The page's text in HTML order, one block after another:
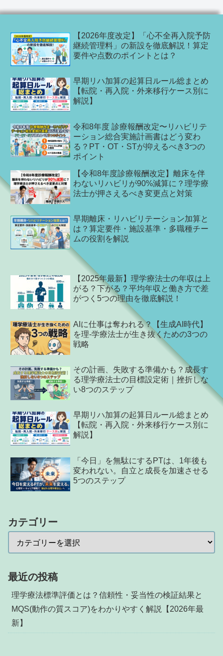
【2026年度改定】「心不全再入院予防
継続管理料」の新設を徹底解説！算定
要件や点数のポイントとは？
早期リハ加算の起算日ルール総まとめ
【転院・再入院・外来移行ケース別に
解説】
令和8年度 診療報酬改定〜リハビリテ
ーション総合実施計画書はどう変わ
る？PT・OT・STが抑えるべき3つの
ポイント
【令和8年度診療報酬改定】離床を伴
わないリハビリが90%減算に？理学療
法士が押さえるべき変更点と対策
早期離床・リハビリテーション加算と
は？算定要件・施設基準・多職種チー
ムの役割を解説
【2025年最新】理学療法士の年収は上
がる？下がる？平均年収と働き方で差
がつく5つの理由を徹底解説！
AIに仕事は奪われる？【生成AI時代】
を理-学療法士が生き抜くための3つの
戦略
その計画、失敗する準備かも？成長す
る理学療法士の目標設定術｜挫折しな
い8つのステップ
早期リハ加算の起算日ルール総まとめ
【転院・再入院・外来移行ケース別に
解説】
「今日」を無駄にするPTは、1年後も
変われない。自立と成長を加速させる
5つのステップ
カテゴリー
最近の投稿
理学療法標準評価とは？信頼性・妥当性の検証結果と
MQS(動作の質スコア)をわかりやすく解説【2026年最
新】